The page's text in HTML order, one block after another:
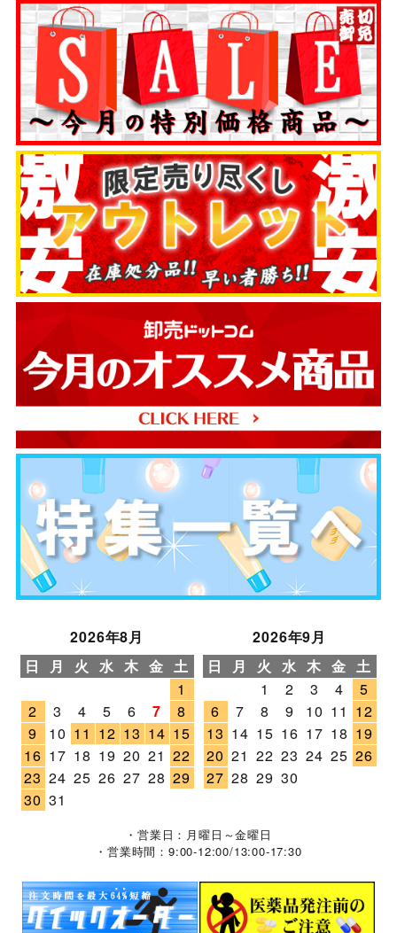
2026年8月
日
月 火 水 木 金 土
1
2
3 4 5 6 7
8
9
10 11 12 13 14 15
16 17 18 19 20 21 22
23 24 25 26 27 28 29
30 31
2026年9月
日
月 火 水 木 金 土
1
2 3 4
5
6
7 8 9 10 11 12
13 14 15 16 17 18 19
20 21 22 23 24 25 26
27 28 29 30
・営業日：月曜日～金曜日
・営業時間：9:00-12:00/13:00-17:30